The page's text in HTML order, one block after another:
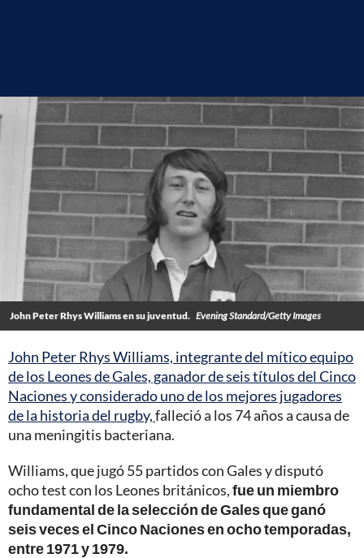
John Peter Rhys Williams en su juventud. Evening Standard/Getty Images
John Peter Rhys Williams, integrante del mítico equipo
de los Leones de Gales, ganador de seis títulos del Cinco
Naciones y considerado uno de los mejores jugadores
de la historia del rugby,falleció a los 74 años a causa de
una meningitis bacteriana.
Williams, que jugó 55 partidos con Gales y disputó
ocho test con los Leones británicos,fue un miembro
fundamental de la selección de Gales que ganó
seis veces el Cinco Naciones en ocho temporadas,
entre 1971 y 1979.